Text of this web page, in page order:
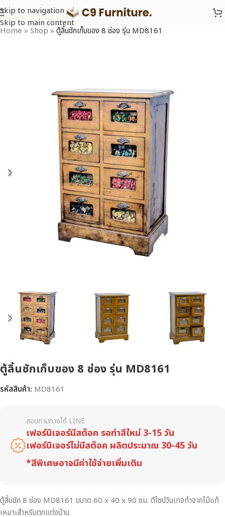
Skip to navigation
Skip to main content
Home » Shop » ตู้ลิ้นชักเก็บของ 8 ช่อง รุ่น MD8161
ตู้ลิ้นชักเก็บของ 8 ช่อง รุ่น MD8161
รหัสสินค้า: MD8161
สอบถามทางได้ LINE
เฟอร์นิเจอร์มีสต็อค รอทำสีใหม่ 3-15 วัน
เฟอร์นิเจอร์ไม่มีสต็อค ผลิตประมาณ 30-45 วัน
*สีพิเศษอาจมีค่าใช้จ่ายเพิ่มเติม
ตู้ลิ้นชัก 8 ช่อง MD8161 ขนาด 60 x 40 x 90 ซม. ดีไซน์วินเทจทำจากไม้แท้
เหมาะสำหรับตกแต่งบ้าน